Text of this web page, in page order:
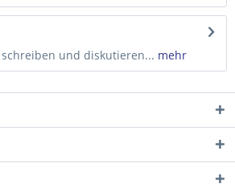
und diskutieren... mehr